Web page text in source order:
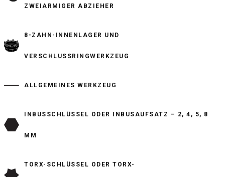
ZWEIARMIGER ABZIEHER
8-ZAHN-INNENLAGER UND
VERSCHLUSSRINGWERKZEUG
ALLGEMEINES WERKZEUG
INBUSSCHLÜSSEL ODER INBUSAUFSATZ – 2, 4, 5, 8
MM
TORX-SCHLÜSSEL ODER TORX-